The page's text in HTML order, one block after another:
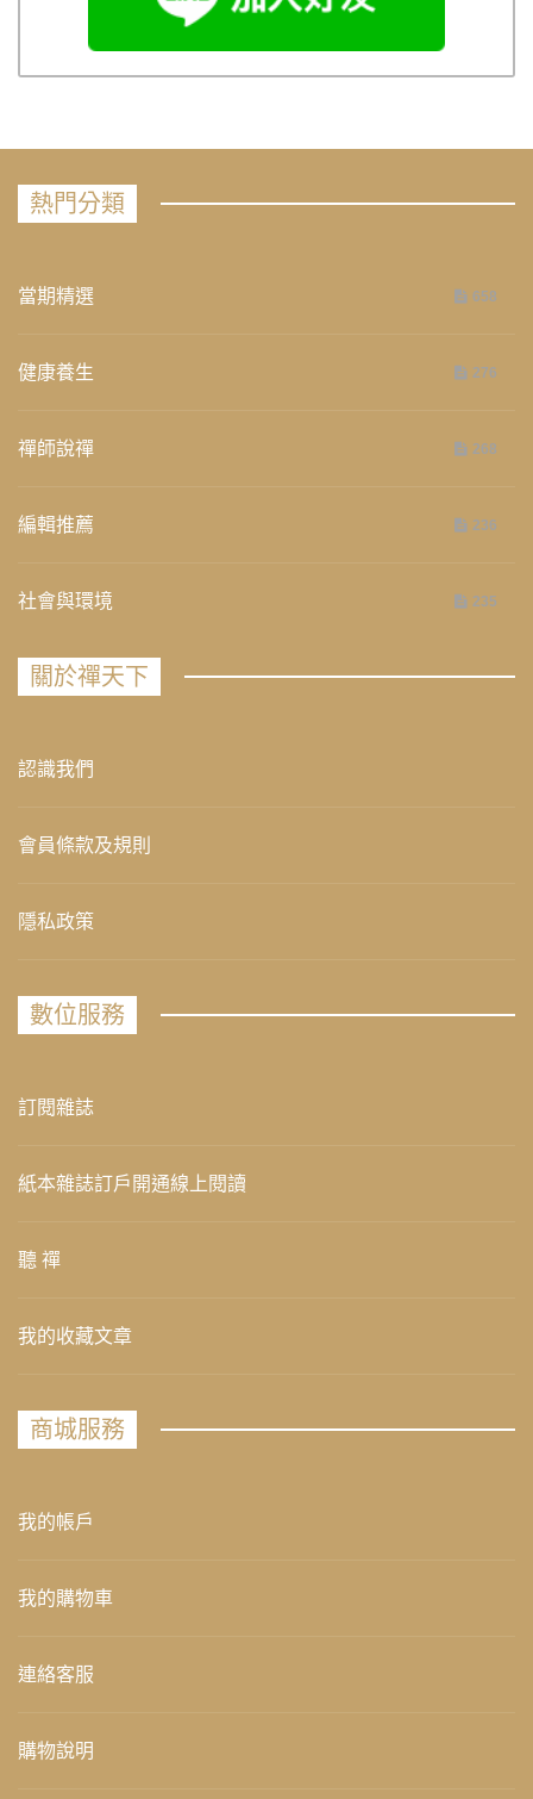
熱門分類
當期精選 658
健康養生 276
禪師說禪 268
編輯推薦 236
社會與環境 235
關於禪天下
認識我們
會員條款及規則
隱私政策
數位服務
訂閱雜誌
紙本雜誌訂戶開通線上閱讀
聽 禪
我的收藏文章
商城服務
我的帳戶
我的購物車
連絡客服
購物說明